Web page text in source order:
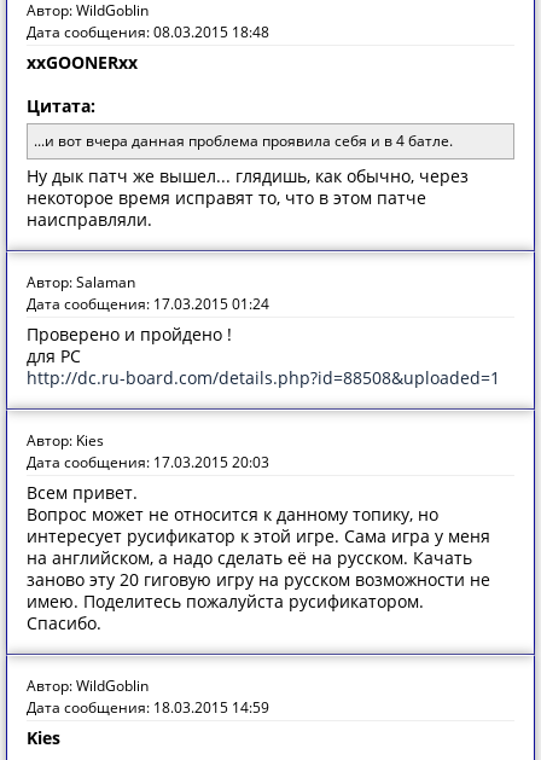
Автор: WildGoblin
Дата сообщения: 08.03.2015 18:48
xxGOONERxx
Цитата:
...и вот вчера данная проблема проявила себя и в 4 батле.
Ну дык патч же вышел... глядишь, как обычно, через
некоторое время исправят то, что в этом патче
наисправляли.
Автор: Salaman
Дата сообщения: 17.03.2015 01:24
Проверено и пройдено !
для PC
http://dc.ru-board.com/details.php?id=88508&uploaded=1
Автор: Kies
Дата сообщения: 17.03.2015 20:03
Всем привет.
Вопрос может не относится к данному топику, но
интересует русификатор к этой игре. Сама игра у меня
на английском, а надо сделать её на русском. Качать
заново эту 20 гиговую игру на русском возможности не
имею. Поделитесь пожалуйста русификатором.
Спасибо.
Автор: WildGoblin
Дата сообщения: 18.03.2015 14:59
Kies